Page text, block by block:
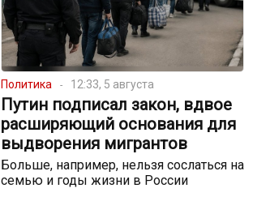
Политика 12:33, 5 августа
Путин подписал закон, вдвое
расширяющий основания для
выдворения мигрантов
Больше, например, нельзя сослаться на
семью и годы жизни в России